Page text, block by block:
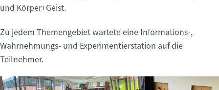
und Körper+Geist.
Zu jedem Themengebiet wartete eine Informations-,
Wahrnehmungs- und Experimentierstation auf die
Teilnehmer.